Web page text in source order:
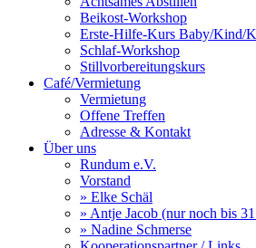
Beikost-Workshop
Erste-Hilfe-Kurs Baby/Kind/
Schlaf-Workshop
Stillvorbereitungskurs
Café/Vermietung
Vermietung
Offene Treffen
Adresse & Kontakt
Über uns
Rundum e.V.
Vorstand
» Elke Schäl
» Antje Jacob (nur noch bis
» Nadine Schmerse